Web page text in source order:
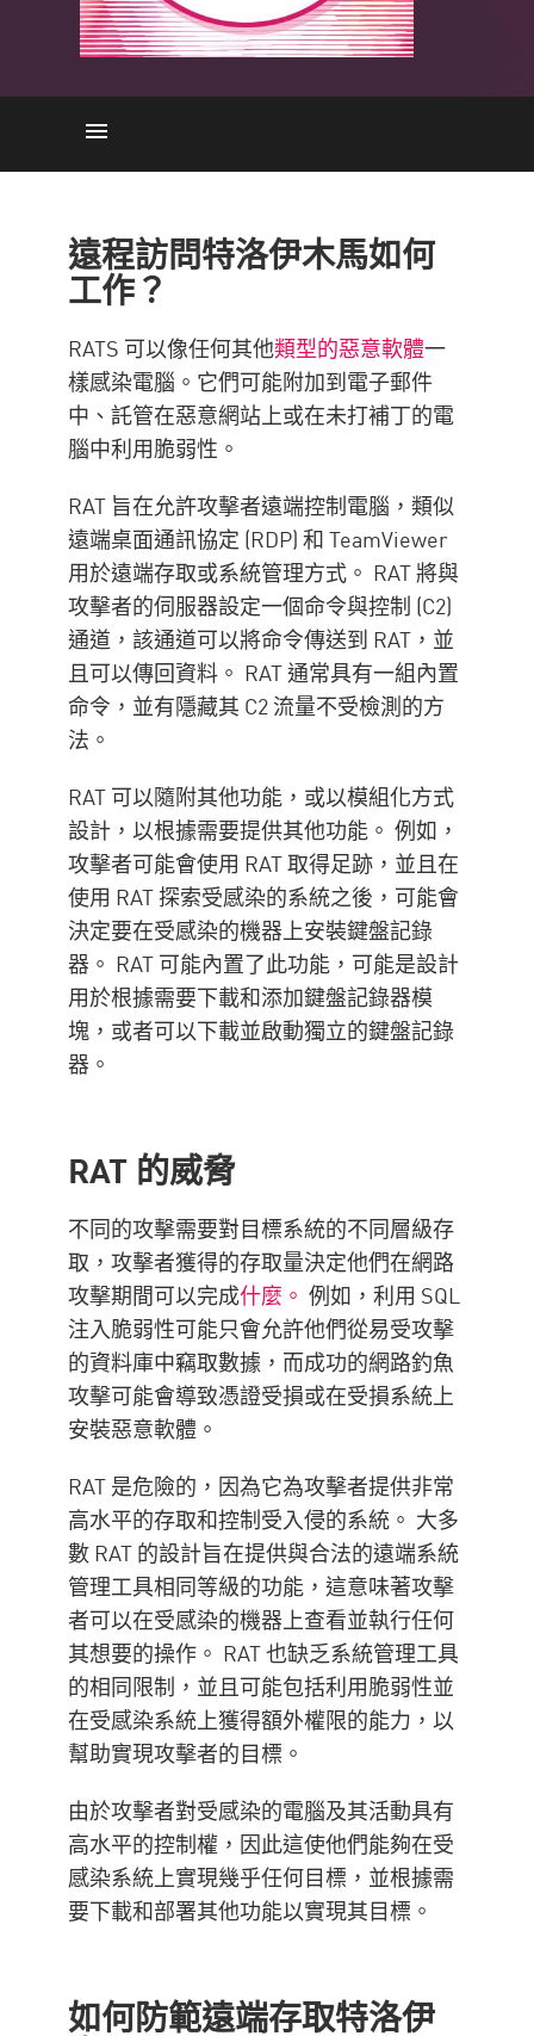
如何防範遠端存取特洛伊木馬
使用 Check Point 預防 RAT 感染
遠程訪問特洛伊木馬如何
工作？
RATS 可以像任何其他類型的惡意軟體一
樣感染電腦。它們可能附加到電子郵件
中、託管在惡意網站上或在未打補丁的電
腦中利用脆弱性。
RAT 旨在允許攻擊者遠端控制電腦，類似
遠端桌面通訊協定 (RDP) 和 TeamViewer
用於遠端存取或系統管理方式。 RAT 將與
攻擊者的伺服器設定一個命令與控制 (C2)
通道，該通道可以將命令傳送到 RAT，並
且可以傳回資料。 RAT 通常具有一組內置
命令，並有隱藏其 C2 流量不受檢測的方
法。
RAT 可以隨附其他功能，或以模組化方式
設計，以根據需要提供其他功能。 例如，
攻擊者可能會使用 RAT 取得足跡，並且在
使用 RAT 探索受感染的系統之後，可能會
決定要在受感染的機器上安裝鍵盤記錄
器。 RAT 可能內置了此功能，可能是設計
用於根據需要下載和添加鍵盤記錄器模
塊，或者可以下載並啟動獨立的鍵盤記錄
器。
RAT 的威脅
不同的攻擊需要對目標系統的不同層級存
取，攻擊者獲得的存取量決定他們在網路
攻擊期間可以完成什麼。 例如，利用 SQL
注入脆弱性可能只會允許他們從易受攻擊
的資料庫中竊取數據，而成功的網路釣魚
攻擊可能會導致憑證受損或在受損系統上
安裝惡意軟體。
RAT 是危險的，因為它為攻擊者提供非常
高水平的存取和控制受入侵的系統。 大多
數 RAT 的設計旨在提供與合法的遠端系統
管理工具相同等級的功能，這意味著攻擊
者可以在受感染的機器上查看並執行任何
其想要的操作。 RAT 也缺乏系統管理工具
的相同限制，並且可能包括利用脆弱性並
在受感染系統上獲得額外權限的能力，以
幫助實現攻擊者的目標。
由於攻擊者對受感染的電腦及其活動具有
高水平的控制權，因此這使他們能夠在受
感染系統上實現幾乎任何目標，並根據需
要下載和部署其他功能以實現其目標。
如何防範遠端存取特洛伊